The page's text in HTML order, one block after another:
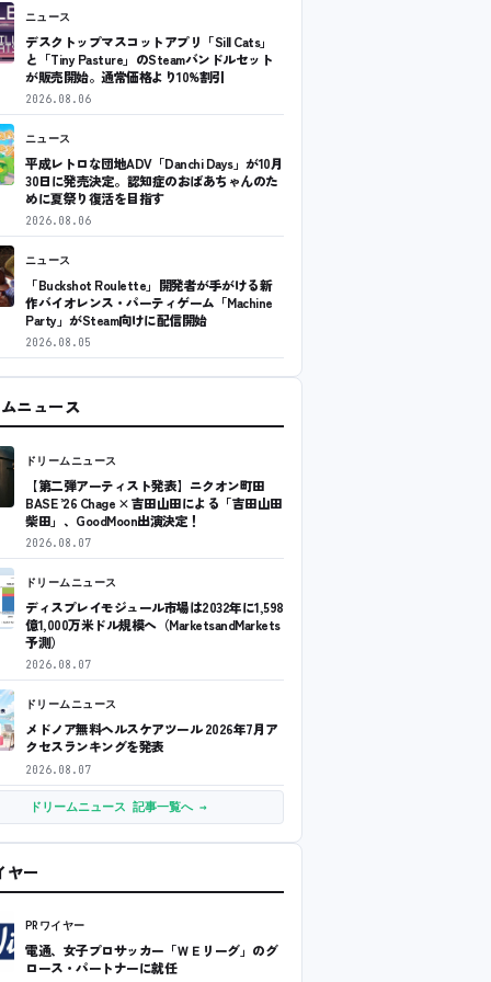
ニュース
デスクトップマスコットアプリ「Sill Cats」
と「Tiny Pasture」のSteamバンドルセット
が販売開始。通常価格より10%割引
2026.08.06
ニュース
平成レトロな団地ADV「Danchi Days」が10月
30日に発売決定。認知症のおばあちゃんのた
めに夏祭り復活を目指す
2026.08.06
ニュース
「Buckshot Roulette」開発者が手がける新
作バイオレンス・パーティゲーム「Machine
Party」がSteam向けに配信開始
2026.08.05
ニュース
ドリームニュース
【第二弾アーティスト発表】ニクオン町田
BASE ’26 Chage × 吉田山田による「吉田山田
柴田」、GoodMoon出演決定！
2026.08.07
ドリームニュース
ディスプレイモジュール市場は2032年に1,598
億1,000万米ドル規模へ（MarketsandMarkets
予測）
2026.08.07
ドリームニュース
メドノア無料ヘルスケアツール 2026年7月ア
クセスランキングを発表
2026.08.07
ドリームニュース 記事一覧へ →
ヤー
PRワイヤー
電通、女子プロサッカー「ＷＥリーグ」のグ
ロース・パートナーに就任